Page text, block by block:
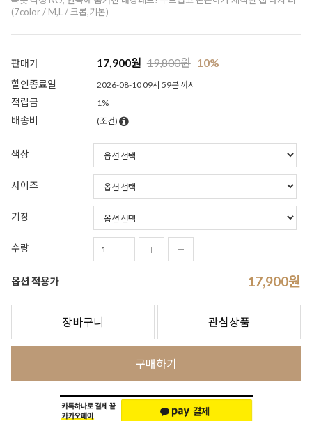
(7color / M,L / 크롭,기본)
판매가 17,900원 19,800원 10%
할인종료일 2026-08-10 09시 59분 까지
적립금 1%
배송비 (조건)
색상
사이즈
기장
수량
옵션 적용가 17,900원
장바구니 관심상품
구매하기